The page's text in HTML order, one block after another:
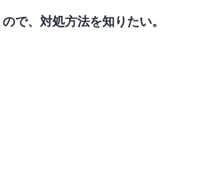
で、対処方法を知りたい。